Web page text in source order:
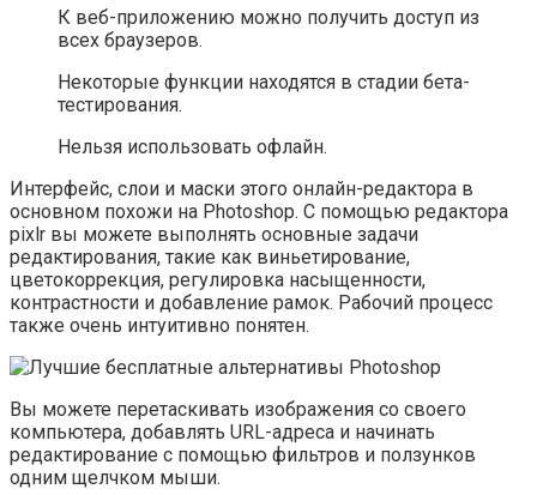
К веб-приложению можно получить доступ из
всех браузеров.
Некоторые функции находятся в стадии бета-
тестирования.
Нельзя использовать офлайн.
Интерфейс, слои и маски этого онлайн-редактора в
основном похожи на Photoshop. С помощью редактора
pixlr вы можете выполнять основные задачи
редактирования, такие как виньетирование,
цветокоррекция, регулировка насыщенности,
контрастности и добавление рамок. Рабочий процесс
также очень интуитивно понятен.
Вы можете перетаскивать изображения со своего
компьютера, добавлять URL-адреса и начинать
редактирование с помощью фильтров и ползунков
одним щелчком мыши.